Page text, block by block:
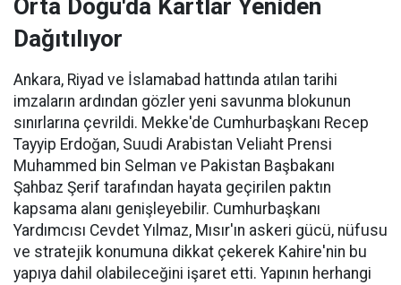
Orta Doğu'da Kartlar Yeniden
Dağıtılıyor
Ankara, Riyad ve İslamabad hattında atılan tarihi
imzaların ardından gözler yeni savunma blokunun
sınırlarına çevrildi. Mekke'de Cumhurbaşkanı Recep
Tayyip Erdoğan, Suudi Arabistan Veliaht Prensi
Muhammed bin Selman ve Pakistan Başbakanı
Şahbaz Şerif tarafından hayata geçirilen paktın
kapsama alanı genişleyebilir. Cumhurbaşkanı
Yardımcısı Cevdet Yılmaz, Mısır'ın askeri gücü, nüfusu
ve stratejik konumuna dikkat çekerek Kahire'nin bu
yapıya dahil olabileceğini işaret etti. Yapının herhangi